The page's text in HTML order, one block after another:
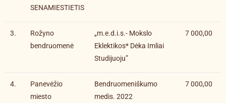
SENAMIESTIETIS
3.
Rožyno
bendruomenė
„m.e.d.i.s.- Mokslo
Eklektikos* Dėka Imliai
Studijuoju”
7 000,00
4.
Panevėžio
miesto
Bendruomeniškumo
medis. 2022
7 000,00